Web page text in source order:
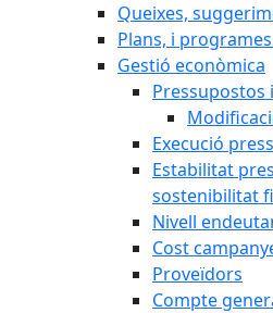
Queixes,
Plans, i
Gestió econòmica
Pressupostos
Execució
Estabilitat
sostenibilitat
Nivell
Cost
Proveïdors
Compte